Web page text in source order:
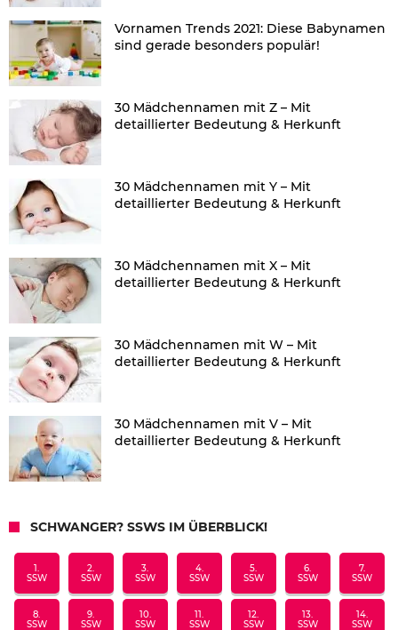
Vornamen Trends 2021: Diese Babynamen
sind gerade besonders populär!
30 Mädchennamen mit Z – Mit
detaillierter Bedeutung & Herkunft
30 Mädchennamen mit Y – Mit
detaillierter Bedeutung & Herkunft
30 Mädchennamen mit X – Mit
detaillierter Bedeutung & Herkunft
30 Mädchennamen mit W – Mit
detaillierter Bedeutung & Herkunft
30 Mädchennamen mit V – Mit
detaillierter Bedeutung & Herkunft
SCHWANGER? SSWS IM ÜBERBLICK!
1.
SSW
2.
SSW
3.
SSW
4.
SSW
5.
SSW
6.
SSW
7.
SSW
8.
SSW
9.
SSW
10.
SSW
11.
SSW
12.
SSW
13.
SSW
14.
SSW